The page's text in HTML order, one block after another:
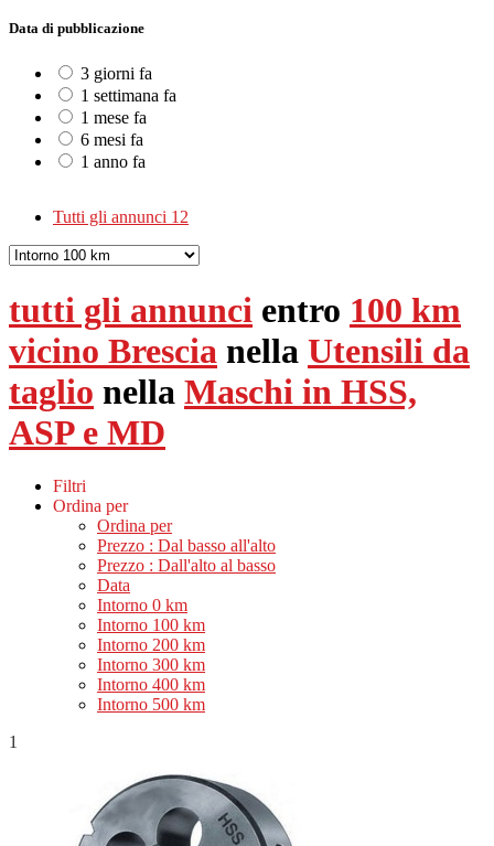
Data di pubblicazione
3 giorni fa
1 settimana fa
1 mese fa
6 mesi fa
1 anno fa
Tutti gli annunci 12
tutti gli annunci entro 100 km
vicino Brescia nella Utensili da
taglio nella Maschi in HSS,
ASP e MD
Filtri
Ordina per
Ordina per
Prezzo : Dal basso all'alto
Prezzo : Dall'alto al basso
Data
Intorno 0 km
Intorno 100 km
Intorno 200 km
Intorno 300 km
Intorno 400 km
Intorno 500 km
1